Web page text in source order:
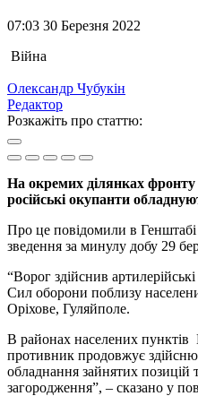
07:03 30 Березня 2022
Війна
Олександр Чубукін
Редактор
Розкажіть про статтю:
На окремих ділянках фронту
російські окупанти
Про це повідомили в
зведення за минулу добу 29
“Ворог здійснив
Сил оборони поблизу
Оріхове, Гуляйполе.
В районах населених пунктів
противник продовжує
обладнання зайнятих позицій
загородження”, – сказано у